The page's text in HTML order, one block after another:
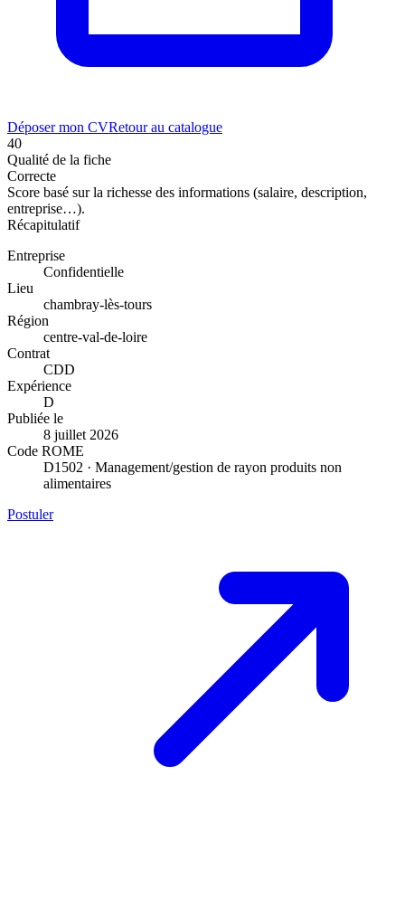
Déposer mon CVRetour au catalogue
40
Qualité de la fiche
Correcte
Score basé sur la richesse des informations (salaire, description,
entreprise…).
Récapitulatif
Entreprise
Confidentielle
Lieu
chambray-lès-tours
Région
centre-val-de-loire
Contrat
CDD
Expérience
D
Publiée le
8 juillet 2026
Code ROME
D1502 · Management/gestion de rayon produits non
alimentaires
Postuler